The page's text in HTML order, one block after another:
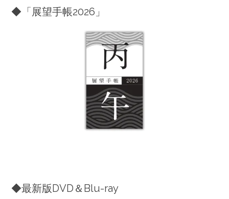
◆「展望手帳2026」
◆最新版DVD＆Blu-ray